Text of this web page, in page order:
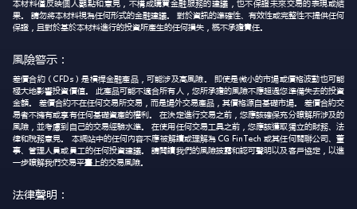
本材料僅反映個人觀點和意見，不構成購買金融服務的建議，也不保證未來交易的表現或結
果。 請勿將本材料視為任何形式的金融建議。 對於資訊的準確性、有效性或完整性不提供任何
保證，且對於基於本材料進行的投資所產生的任何損失，概不承擔責任。
風險警示：
差價合約（CFDs）是槓桿金融產品，可能涉及高風險。 即使是微小的市場或價格波動也可能
極大地影響投資價值。 此產品可能不適合所有人，您所承擔的風險不應超過您準備失去的投資
金額。 差價合約不在任何交易所交易，而是場外交易產品，其價格源自基礎市場。 差價合約交
易者不擁有或享有任何基礎資產的權利。 在決定進行交易之前，您應該確保充分瞭解所涉及的
風險，並考慮到自己的交易經驗水準。 在使用任何交易工具之前，您應該獲取獨立的財務、法
律和稅務意見。 本網站中的任何內容不應被解讀或理解為 CG FinTech 或其任何關聯公司、董
事、管理人員或員工的任何投資建議。 請閱讀我們的風險披露和認可聲明以及客戶協定，以進
一步瞭解我們交易平臺上的交易風險。
法律聲明：